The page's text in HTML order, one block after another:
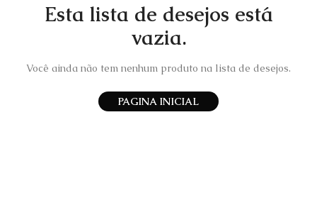
Esta lista de desejos está
vazia.
Você ainda não tem nenhum produto na lista de desejos.
PAGINA INICIAL